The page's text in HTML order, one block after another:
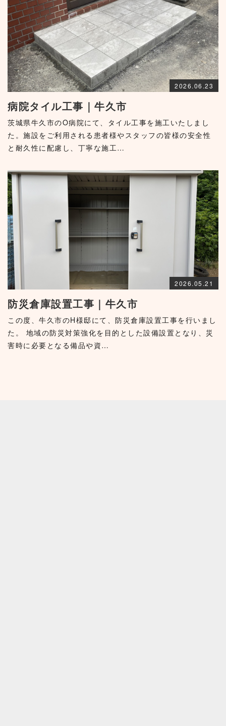
2026.06.23
病院タイル工事｜牛久市
茨城県牛久市のO病院にて、タイル工事を施工いたしまし
た。施設をご利用される患者様やスタッフの皆様の安全性
と耐久性に配慮し、丁寧な施工…
2026.05.21
防災倉庫設置工事｜牛久市
この度、牛久市のH様邸にて、防災倉庫設置工事を行いまし
た。 地域の防災対策強化を目的とした設備設置となり、災
害時に必要となる備品や資…